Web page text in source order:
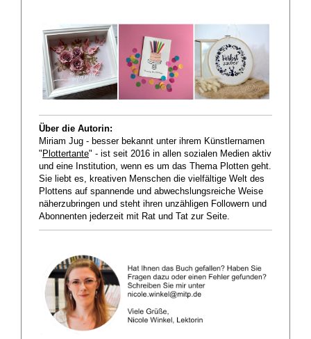
Über die Autorin:
Miriam Jug - besser bekannt unter ihrem Künstlernamen
" Plottertante" - ist seit 2016 in allen sozialen Medien aktiv
und eine Institution, wenn es um das Thema Plotten geht.
Sie liebt es, kreativen Menschen die vielfältige Welt des
Plottens auf spannende und abwechslungsreiche Weise
näherzubringen und steht ihren unzähligen Followern und
Abonnenten jederzeit mit Rat und Tat zur Seite.